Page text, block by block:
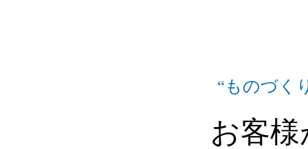
“ものづく
お客